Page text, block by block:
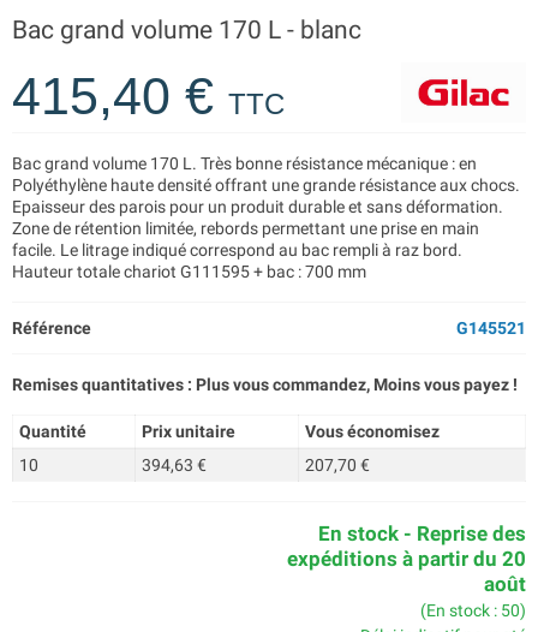
Bac grand volume 170 L - blanc
415,40 € TTC
Bac grand volume 170 L. Très bonne résistance mécanique : en
Polyéthylène haute densité offrant une grande résistance aux chocs.
Epaisseur des parois pour un produit durable et sans déformation.
Zone de rétention limitée, rebords permettant une prise en main
facile. Le litrage indiqué correspond au bac rempli à raz bord.
Hauteur totale chariot G111595 + bac : 700 mm
Référence G145521
Remises quantitatives : Plus vous commandez, Moins vous payez !
Quantité Prix unitaire
Vous économisez
10
394,63 € 207,70 €
En stock - Reprise des
expéditions à partir du 20
août
(En stock : 50)